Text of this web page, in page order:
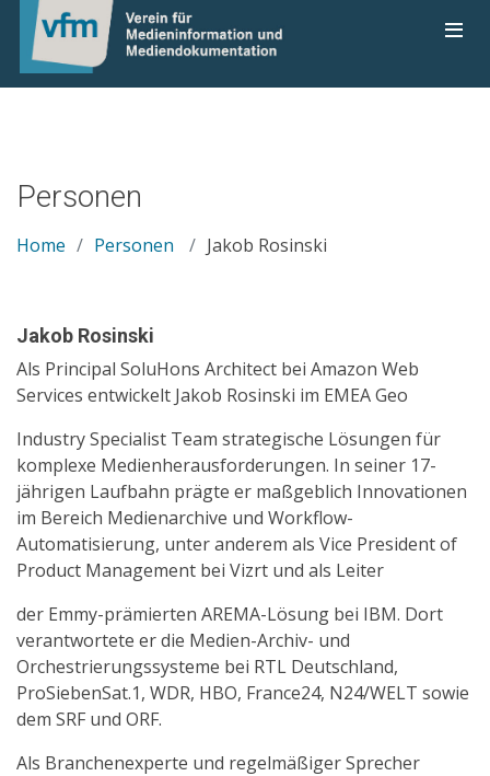
Personen
Home Personen Jakob Rosinski
Jakob Rosinski
Als Principal SoluHons Architect bei Amazon Web
Services entwickelt Jakob Rosinski im EMEA Geo
Industry Specialist Team strategische Lösungen für
komplexe Medienherausforderungen. In seiner 17-
jährigen Laufbahn prägte er maßgeblich Innovationen
im Bereich Medienarchive und Workflow-
Automatisierung, unter anderem als Vice President of
Product Management bei Vizrt und als Leiter
der Emmy-prämierten AREMA-Lösung bei IBM. Dort
verantwortete er die Medien-Archiv- und
Orchestrierungssysteme bei RTL Deutschland,
ProSiebenSat.1, WDR, HBO, France24, N24/WELT sowie
dem SRF und ORF.
Als Branchenexperte und regelmäßiger Sprecher